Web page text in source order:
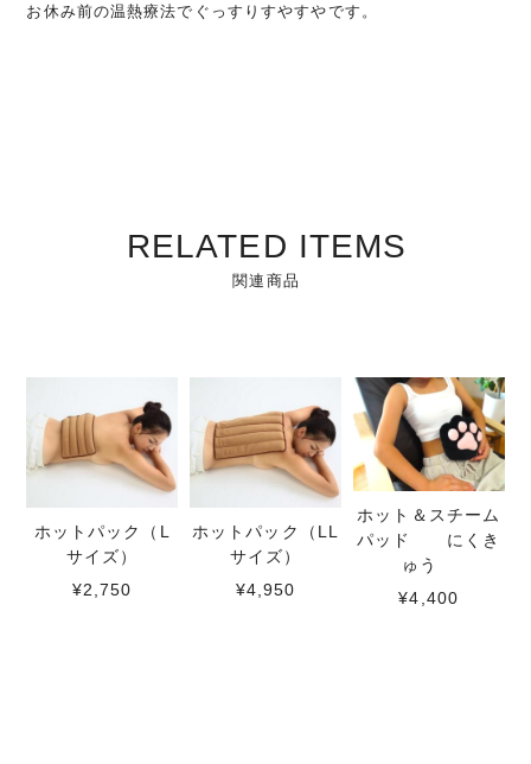
お休み前の温熱療法でぐっすりすやすやです。
RELATED ITEMS
関連商品
ホットパック（L
サイズ）
¥2,750
ホットパック（LL
サイズ）
¥4,950
ホット＆スチーム
パッド にくき
ゅう
¥4,400